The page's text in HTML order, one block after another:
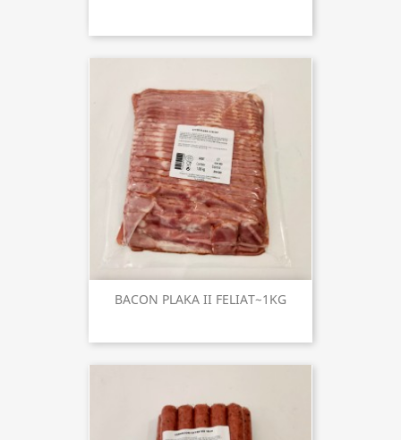
BACON PLAKA II FELIAT~1KG